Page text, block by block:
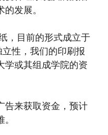
发展。
，目前的形式成立于
性，我们的印刷报
学或其组成学院的资
告来获取资金，预计